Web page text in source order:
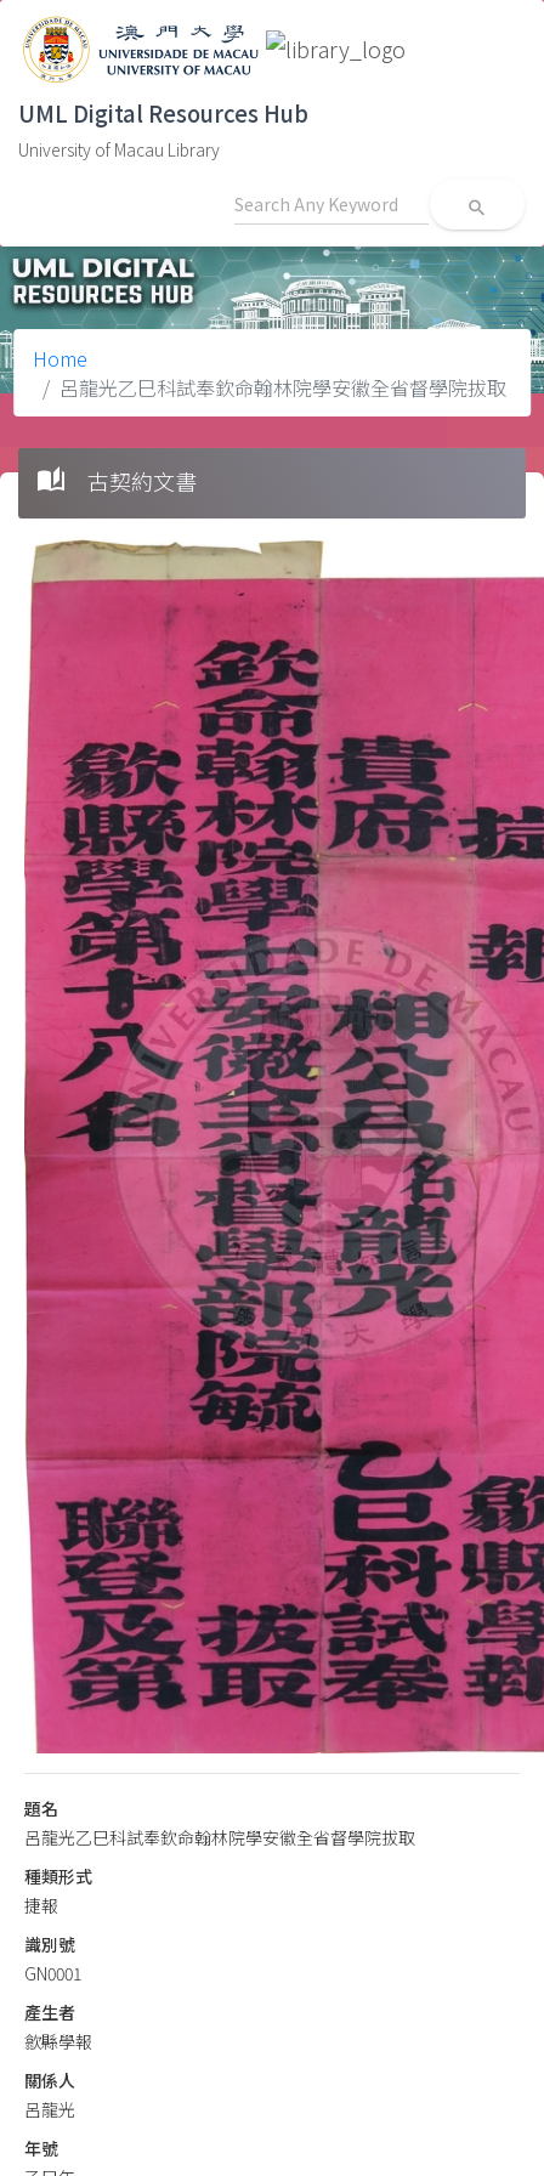
UML Digital Resources Hub
University of Macau Library
search
Home
呂龍光乙巳科試奉欽命翰林院學安徽全省督學院拔取
auto_stories 古契約文書
題名
呂龍光乙巳科試奉欽命翰林院學安徽全省督學院拔取
種類形式
捷報
識別號
GN0001
產生者
歙縣學報
關係人
呂龍光
年號